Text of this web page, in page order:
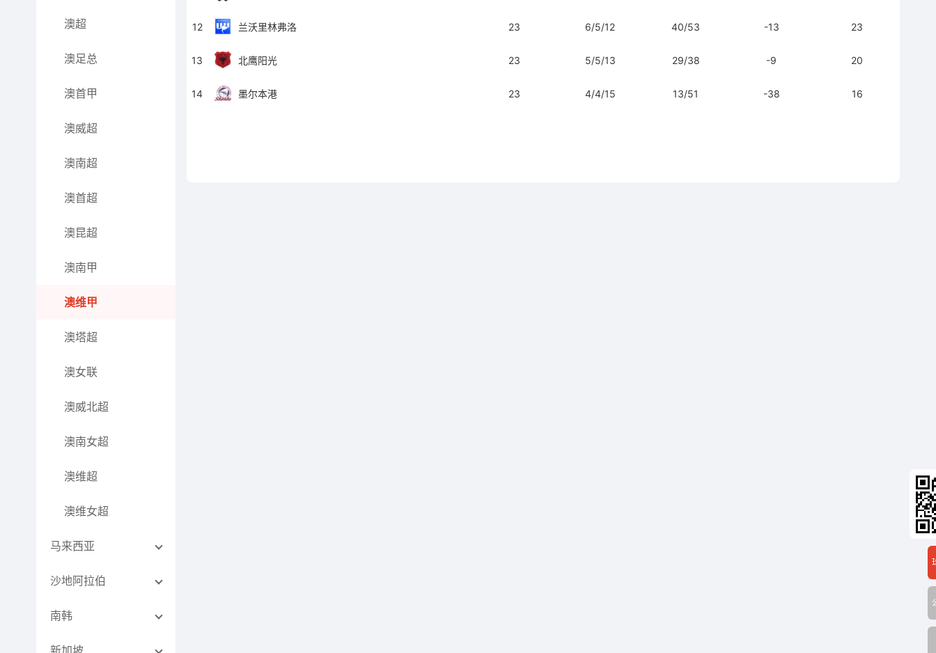
澳超
澳足总
澳首甲
澳威超
澳南超
澳首超
澳昆超
澳南甲
澳维甲
澳塔超
澳女联
澳威北超
澳南女超
澳维超
澳维女超
马来西亚
沙地阿拉伯
南韩
新加坡
12 兰沃里林弗洛 23 6/5/12 40/53 -13 23
13 北鹰阳光 23 5/5/13 29/38 -9 20
14 墨尔本港 23 4/4/15 13/51 -38 16